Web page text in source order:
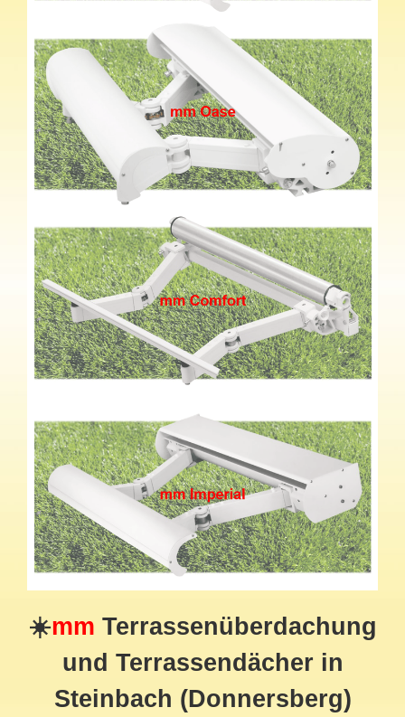
☀️mm Terrassenüberdachung
und Terrassendächer in
Steinbach (Donnersberg)